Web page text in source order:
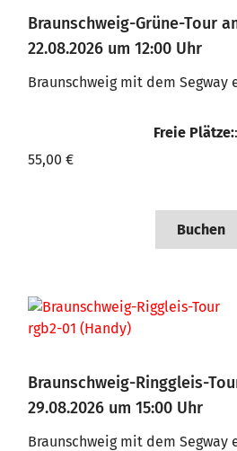
Braunschweig-Grüne-Tour
22.08.2026 um 12:00 Uhr
Braunschweig mit dem Segway
Freie Plätze:
55,00 €
Buchen
Braunschweig-Ringgleis-
29.08.2026 um 15:00 Uhr
Braunschweig mit dem Segway